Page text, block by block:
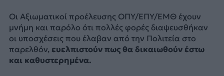
Οι Αξιωματικοί προέλευσης ΟΠΥ/ΕΠΥ/ΕΜΘ έχουν
μνήμη και παρόλο ότι πολλές φορές διαψευσθήκαν
οι υποσχέσεις που έλαβαν από την Πολιτεία στο
παρελθόν, ευελπιστούν πως θα δικαιωθούν έστω
και καθυστερημένα.